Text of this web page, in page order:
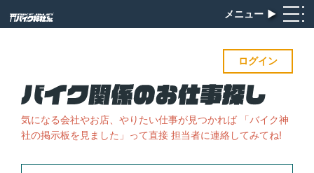
メニュー ▶︎
ログイン
気になる会社やお店、やりたい仕事が見つかれば 「バイク神
社の掲示板を見ました」って直接 担当者に連絡してみてね!